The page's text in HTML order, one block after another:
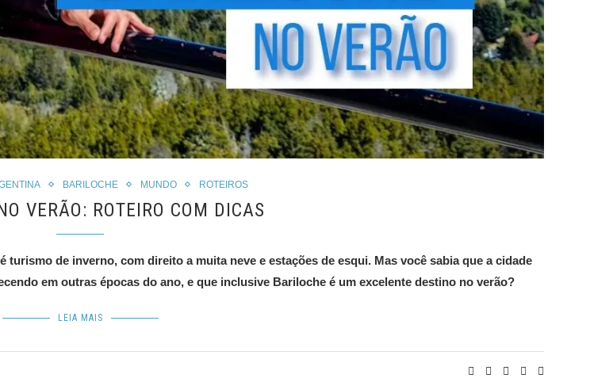
BARILOCHE MUNDO ROTEIROS
VERÃO: ROTEIRO COM DICAS
de inverno, com direito a muita neve e estações de esqui. Mas você sabia que a cidade
em outras épocas do ano, e que inclusive Bariloche é um excelente destino no verão?
LEIA MAIS